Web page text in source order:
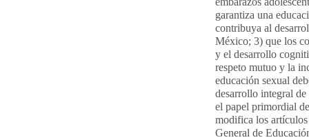
garantiza una
contribuya al
México; 3) que los
y el desarrollo
respeto mutuo y la
educación sexual
desarrollo integral
el papel primordial
modifica los
General de